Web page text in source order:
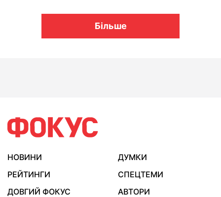
Більше
НОВИНИ
ДУМКИ
РЕЙТИНГИ
СПЕЦТЕМИ
ДОВГИЙ ФОКУС
АВТОРИ